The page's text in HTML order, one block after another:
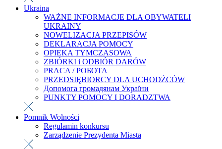
Ukraina
WAŻNE INFORMACJE DLA OBYWATELI
UKRAINY
NOWELIZACJA PRZEPISÓW
DEKLARACJA POMOCY
OPIEKA TYMCZASOWA
ZBIÓRKI i ODBIÓR DARÓW
PRACA / РОБОТА
PRZEDSIĘBIORCY DLA UCHODŹCÓW
Допомога громадянам України
PUNKTY POMOCY I DORADZTWA
Pomnik Wolności
Regulamin konkursu
Zarządzenie Prezydenta Miasta